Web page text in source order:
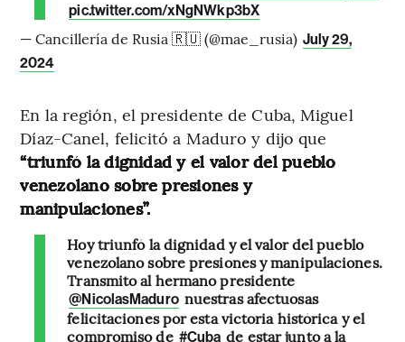
pic.twitter.com/xNgNWkp3bX
— Cancillería de Rusia 🇷🇺 (@mae_rusia) July 29,
2024
En la región, el presidente de Cuba, Miguel
Díaz-Canel, felicitó a Maduro y dijo que
“triunfó la dignidad y el valor del pueblo
venezolano sobre presiones y
manipulaciones”.
Hoy triunfó la dignidad y el valor del pueblo
venezolano sobre presiones y manipulaciones.
Transmito al hermano presidente
@NicolasMaduro nuestras afectuosas
felicitaciones por esta victoria histórica y el
compromiso de #Cuba de estar junto a la